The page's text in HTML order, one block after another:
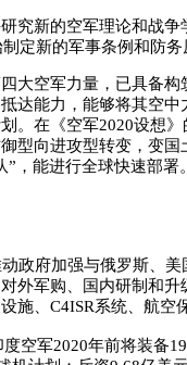
究新的空军理论和战
定新的军事条例和防务
大空军力量，已具备
达能力，能够将其空
。在《空军2020设想
型向进攻型转变，变
”，能进行全球快速部
政府加强与俄罗斯、美
外军购、国内研制和
施、C4ISR系统、航空
空军2020年前将装备